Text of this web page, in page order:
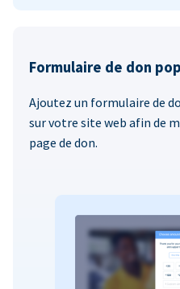
Formulaire de don
Ajoutez un formulaire de
sur votre site web afin de
page de don.